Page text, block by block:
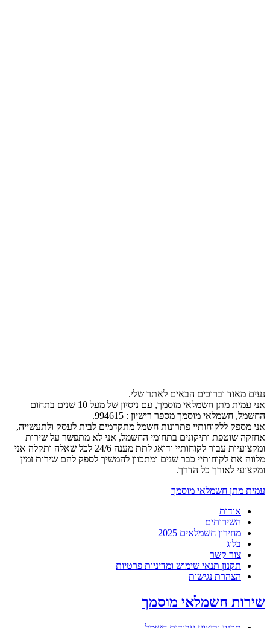
נעים מאוד וברוכים הבאים לאתר שלי.
אני עמית מתן חשמלאי מוסמך, עם ניסיון של מעל 10 שנים בתחום
החשמל, חשמלאי מוסמך מספר רישיון : 994615.
אני מספק ללקוחותיי פתרונות חשמל מתקדמים לבית לעסק ולתעשייה,
אחזקה שוטפת ותיקונים בתחומי החשמל, אני לא מתפשר על שירות
ומקצועיות עבור לקוחותיי ודואג לתת מענה 24/6 לכל שאלה ותקלה אני
מלווה את לקוחותיי כבר שנים ומתכוון להמשיך לספק להם שירות זמין
ומקצועי לאורך כל הדרך.
עמית מתן חשמלאי מוסמך
אודות
השירותים
מחירון חשמלאים 2025
בלוג
צור קשר
תקנון תנאי שימוש ומדיניות פרטיות
הצהרת נגישות
שירות חשמלאי מוסמך